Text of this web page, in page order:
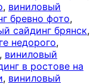
, виниловый
бревно фото,
сайдинг брянск,
недорого,
, виниловый
в ростове на
, виниловый